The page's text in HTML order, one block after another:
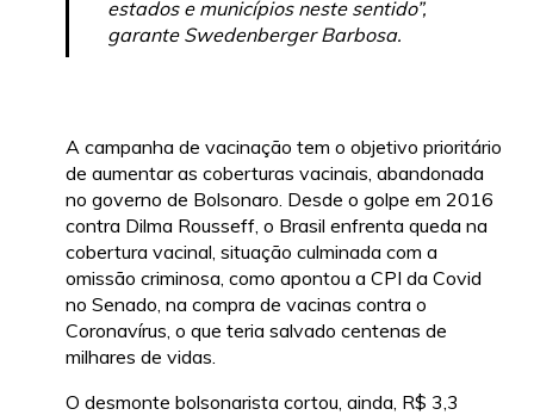
estados e municípios neste sentido”,
garante Swedenberger Barbosa.
A campanha de vacinação tem o objetivo prioritário
de aumentar as coberturas vacinais, abandonada
no governo de Bolsonaro. Desde o golpe em 2016
contra Dilma Rousseff, o Brasil enfrenta queda na
cobertura vacinal, situação culminada com a
omissão criminosa, como apontou a CPI da Covid
no Senado, na compra de vacinas contra o
Coronavírus, o que teria salvado centenas de
milhares de vidas.
O desmonte bolsonarista cortou, ainda, R$ 3,3